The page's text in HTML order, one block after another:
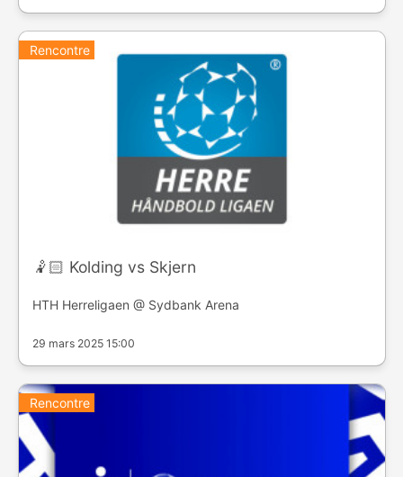
Rencontre
🤾🏻 Kolding vs Skjern
HTH Herreligaen @ Sydbank Arena
29 mars 2025 15:00
Rencontre